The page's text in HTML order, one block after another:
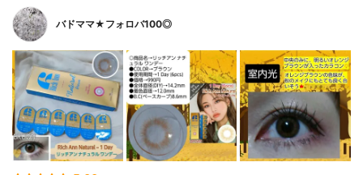
バドママ★フォロバ100◎